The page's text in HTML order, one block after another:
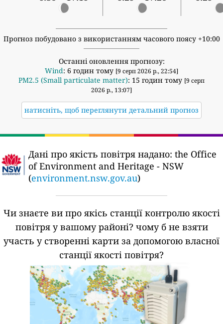
Прогноз побудовано з використанням часового поясу +10:00
Останні оновлення прогнозу:
Wind: 6 годин тому [9 серп 2026 р., 22:54]
PM2.5 (Small particulate matter): 15 годин тому [9 серп
2026 р., 13:07]
натисніть, щоб переглянути детальний прогноз
Дані про якість повітря надано: the Office
of Environment and Heritage - NSW
(environment.nsw.gov.au)
Чи знаєте ви про якісь станції контролю якості
повітря у вашому районі? чому б не взяти
участь у створенні карти за допомогою власної
станції якості повітря?